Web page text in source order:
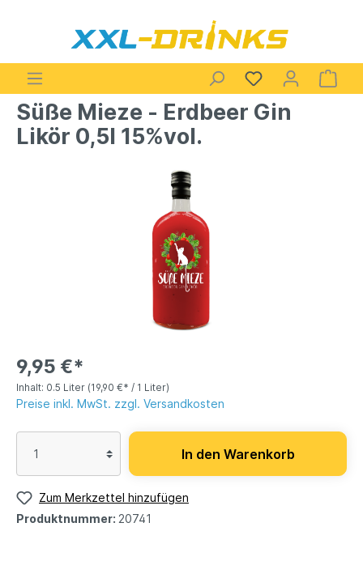
Süße Mieze - Erdbeer Gin
Likör 0,5l 15%vol.
9,95 €*
Inhalt: 0.5 Liter (19,90 €* / 1 Liter)
Preise inkl. MwSt. zzgl. Versandkosten
In den Warenkorb
Zum Merkzettel hinzufügen
Produktnummer: 20741